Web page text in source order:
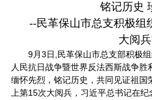
铭记历史
--民革保山市总支积极组
大阅兵
9月3日,民革保山市总支部积极
人民抗日战争暨世界反法西斯战争胜
缅怀先烈，铭记历史，共同见证祖国
上第15次大阅兵，习近平总书记在